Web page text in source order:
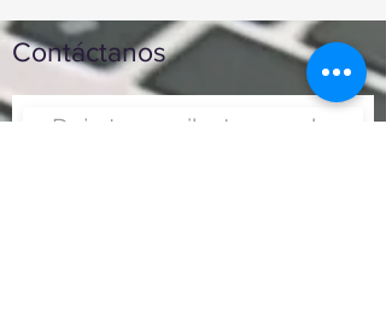
Contáctanos